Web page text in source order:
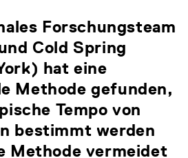
Forschungsteam
Cold Spring
hat eine
Methode gefunden,
Tempo von
bestimmt werden
Methode vermeidet